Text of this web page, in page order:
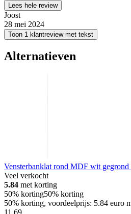
Lees hele review
Joost
28 mei 2024
Toon 1 klantreview met tekst
Alternatieven
Vensterbanklat rond MDF wit
Veel verkocht
5.84 met korting
50% korting50% korting
50% korting, voordeelprijs: 5.84 euro